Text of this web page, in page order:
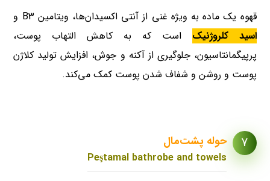
قهوه یک ماده به ویژه غنی از آنتی اکسیدان‌ها، ویتامین B3 و
اسید کلروژنیک است که به کاهش التهاب پوست،
پرپیگمانتاسیون، جلوگیری از آکنه و جوش، افزایش تولید کلاژن
پوست و روشن و شفاف شدن پوست کمک می‌کند.
7 حوله پشت‌مال
Peştamal bathrobe and towels